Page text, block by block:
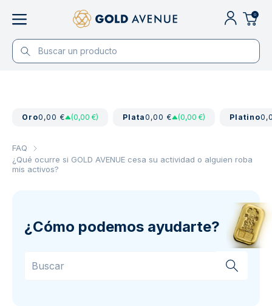
0
Oro0,00 € (0,00 €) Plata0,00 € (0,00 €) Platino
FAQ
¿Qué ocurre si GOLD AVENUE cesa su actividad o alguien roba
mis activos?
¿Cómo podemos ayudarte?